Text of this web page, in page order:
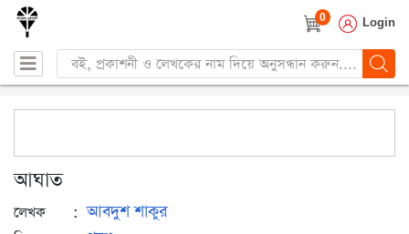
0 Login
Products
search
আঘাত
লেখক : আবদুশ শাকুর